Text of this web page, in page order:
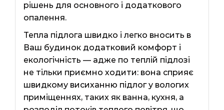
рішень для основного і додаткового
опалення.
Тепла підлога швидко і легко вносить в
Ваш будинок додатковий комфорт і
екологічність — адже по теплій підлозі
не тільки приємно ходити: вона сприяє
швидкому висиханню підлог у вологих
приміщеннях, таких як ванна, кухня, а